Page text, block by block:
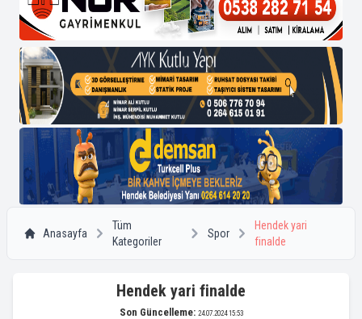
Anasayfa
Tüm
Kategoriler
Spor
Hendek yari
finalde
Hendek yari finalde
Son Güncelleme: 24.07.2024 15:53